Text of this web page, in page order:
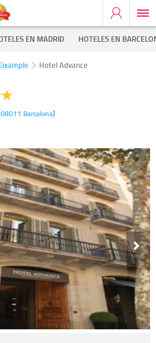
EN MADRID HOTELES EN
Hotel Advance
08011 Barcelona)